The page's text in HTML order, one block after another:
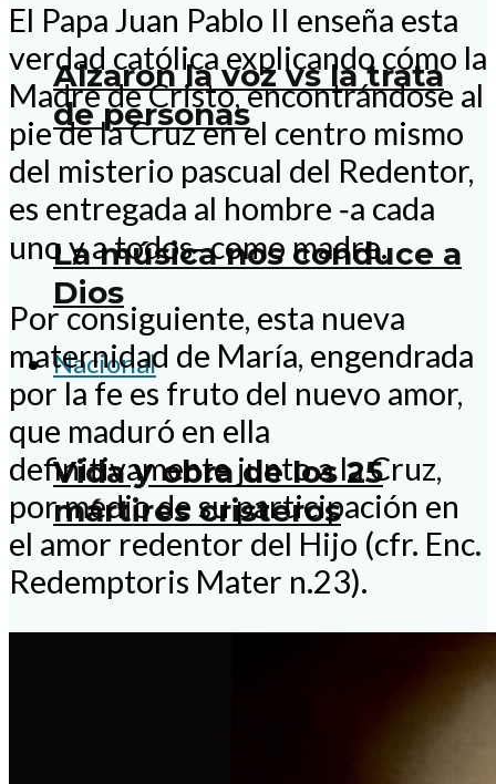
Alzaron la voz vs la trata
de personas
La música nos conduce a
Dios
Nacional
Vida y obra de los 25
mártires cristeros
El Papa Juan Pablo II enseña esta
verdad católica explicando cómo la
Madre de Cristo, encontrándose al
pie de la Cruz en el centro mismo
del misterio pascual del Redentor,
es entregada al hombre ‑a cada
uno y a todos‑ como madre.
Por consiguiente, esta nueva
maternidad de María, engendrada
por la fe es fruto del nuevo amor,
que maduró en ella
definitivamente junto a la Cruz,
por medio de su participación en
el amor redentor del Hijo (cfr. Enc.
Redemptoris Mater n.23).